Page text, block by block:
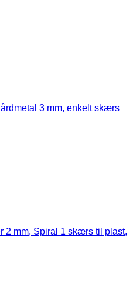
3 mm, enkelt skærs
2 mm, Spiral 1 skærs til plast,